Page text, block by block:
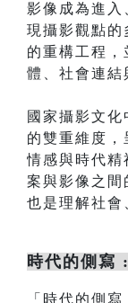
影像成為進入
現攝影觀點的
的重構工程，
體、社會連結
國家攝影文
的雙重維度，
情感與時代精
案與影像之間
也是理解社會
時代的側寫
「時代的側